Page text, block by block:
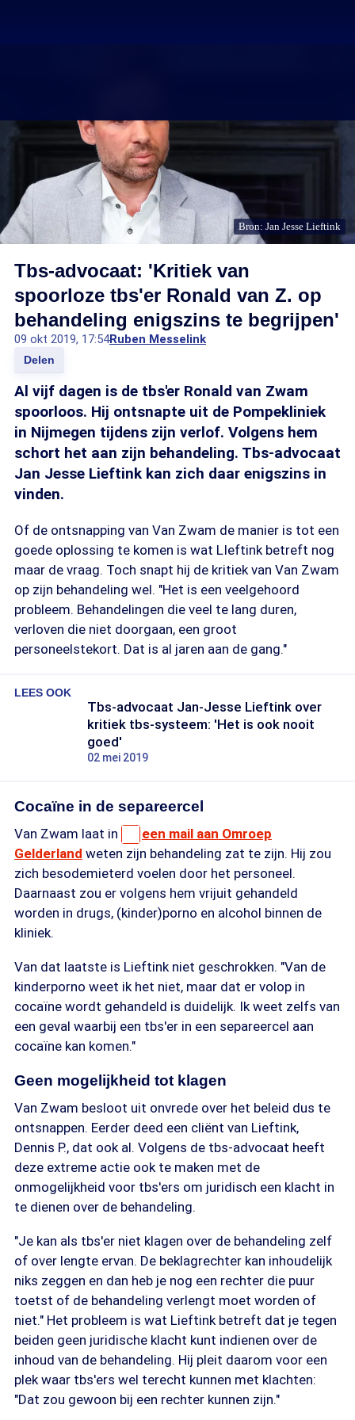
Bron: Jan Jesse Lieftink
Tbs-advocaat: 'Kritiek van
spoorloze tbs'er Ronald van Z. op
behandeling enigszins te begrijpen'
09 okt 2019, 17:54Ruben Messelink
Delen
Al vijf dagen is de tbs'er Ronald van Zwam
spoorloos. Hij ontsnapte uit de Pompekliniek
in Nijmegen tijdens zijn verlof. Volgens hem
schort het aan zijn behandeling. Tbs-advocaat
Jan Jesse Lieftink kan zich daar enigszins in
vinden.
Of de ontsnapping van Van Zwam de manier is tot een
goede oplossing te komen is wat LIeftink betreft nog
maar de vraag. Toch snapt hij de kritiek van Van Zwam
op zijn behandeling wel. "Het is een veelgehoord
probleem. Behandelingen die veel te lang duren,
verloven die niet doorgaan, een groot
personeelstekort. Dat is al jaren aan de gang."
LEES OOK
Tbs-advocaat Jan-Jesse Lieftink over
kritiek tbs-systeem: 'Het is ook nooit
goed'
02 mei 2019
Cocaïne in de separeercel
Van Zwam laat in
een mail aan Omroep
Gelderland weten zijn behandeling zat te zijn. Hij zou
zich besodemieterd voelen door het personeel.
Daarnaast zou er volgens hem vrijuit gehandeld
worden in drugs, (kinder)porno en alcohol binnen de
kliniek.
Van dat laatste is Lieftink niet geschrokken. "Van de
kinderporno weet ik het niet, maar dat er volop in
cocaïne wordt gehandeld is duidelijk. Ik weet zelfs van
een geval waarbij een tbs'er in een separeercel aan
cocaïne kan komen."
Geen mogelijkheid tot klagen
Van Zwam besloot uit onvrede over het beleid dus te
ontsnappen. Eerder deed een cliënt van Lieftink,
Dennis P., dat ook al. Volgens de tbs-advocaat heeft
deze extreme actie ook te maken met de
onmogelijkheid voor tbs'ers om juridisch een klacht in
te dienen over de behandeling.
"Je kan als tbs'er niet klagen over de behandeling zelf
of over lengte ervan. De beklagrechter kan inhoudelijk
niks zeggen en dan heb je nog een rechter die puur
toetst of de behandeling verlengt moet worden of
niet." Het probleem is wat Lieftink betreft dat je tegen
beiden geen juridische klacht kunt indienen over de
inhoud van de behandeling. Hij pleit daarom voor een
plek waar tbs'ers wel terecht kunnen met klachten:
"Dat zou gewoon bij een rechter kunnen zijn."